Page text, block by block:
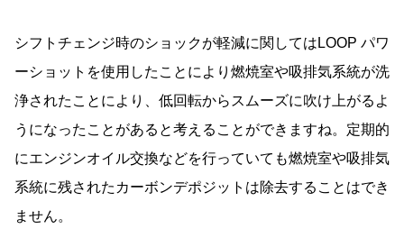
シフトチェンジ時のショックが軽減に関してはLOOP パワ
ーショットを使用したことにより燃焼室や吸排気系統が洗
浄されたことにより、低回転からスムーズに吹け上がるよ
うになったことがあると考えることができますね。定期的
にエンジンオイル交換などを行っていても燃焼室や吸排気
系統に残されたカーボンデポジットは除去することはでき
ません。